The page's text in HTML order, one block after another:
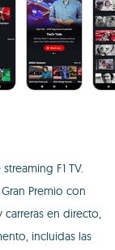
F1 TV.
Premio con
carreras en directo,
incluidas las